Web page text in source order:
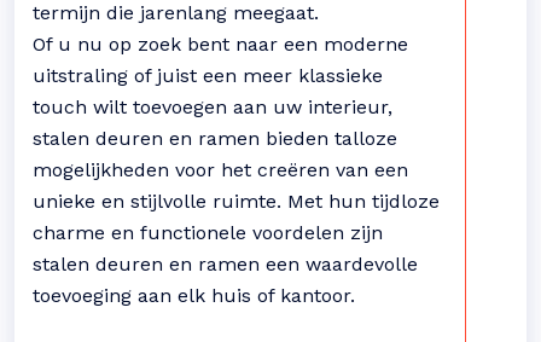
termijn die jarenlang meegaat.
Of u nu op zoek bent naar een moderne
uitstraling of juist een meer klassieke
touch wilt toevoegen aan uw interieur,
stalen deuren en ramen bieden talloze
mogelijkheden voor het creëren van een
unieke en stijlvolle ruimte. Met hun tijdloze
charme en functionele voordelen zijn
stalen deuren en ramen een waardevolle
toevoeging aan elk huis of kantoor.